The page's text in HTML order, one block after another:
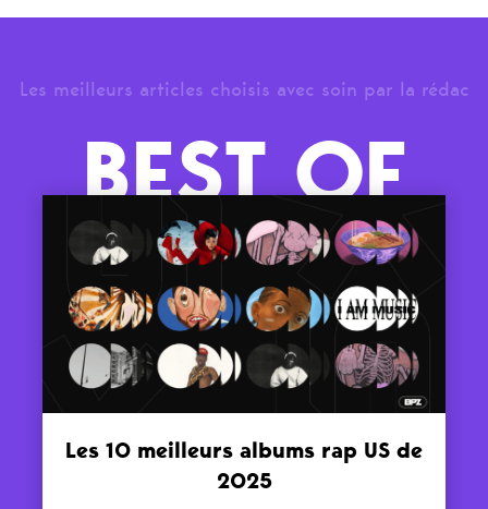
Les meilleurs articles choisis avec soin par la rédac
BEST OF
Les 10 meilleurs albums rap US de
2025